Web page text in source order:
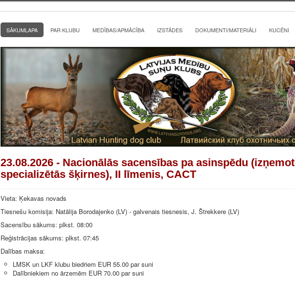
SĀKUMLAPA PAR KLUBU MEDĪBAS/APMĀCĪBA IZSTĀDES DOKUMENTI/MATERIĀLI KUCĒNI
23.08.2026 - Nacionālās sacensības pa asinspēdu (izņemot
specializētās šķirnes), II līmenis, CACT
Vieta: Ķekavas novads
Tiesnešu komisija: Natālija Borodajenko (LV) - galvenais tiesnesis, J. Štrekkere (LV)
Sacensību sākums: plkst. 08:00
Reģistrācijas sākums: plkst. 07:45
Dalības maksa:
LMSK un LKF klubu biedriem EUR 55.00 par suni
Dalībniekiem no ārzemēm EUR 70.00 par suni